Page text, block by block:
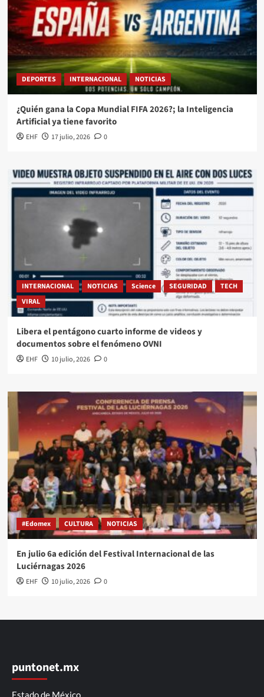
DEPORTES INTERNACIONAL NOTICIAS
¿Quién gana la Copa Mundial FIFA 2026?; la Inteligencia
Artificial ya tiene favorito
EHF 17 julio, 2026 0
INTERNACIONAL NOTICIAS Science SEGURIDAD
TECH
VIRAL
Libera el pentágono cuarto informe de videos y
documentos sobre el fenómeno OVNI
EHF 10 julio, 2026 0
#Edomex CULTURA NOTICIAS
En julio 6a edición del Festival Internacional de las
Luciérnagas 2026
EHF 10 julio, 2026 0
puntonet.mx
Estado de México